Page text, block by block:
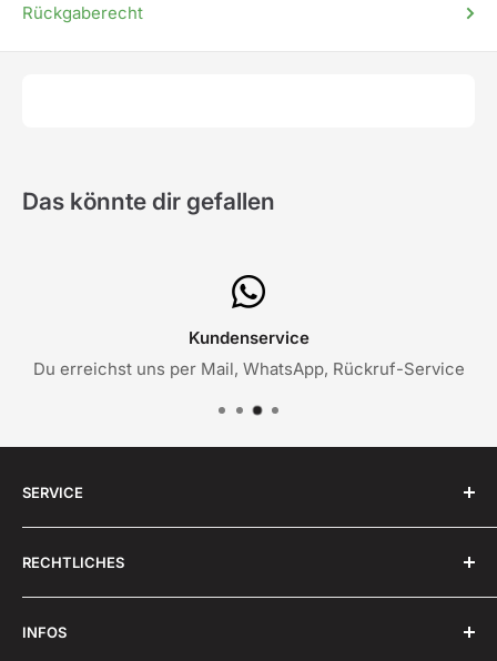
Rückgaberecht
Das könnte dir gefallen
Kundenservice
Du erreichst uns per Mail, WhatsApp, Rückruf-Service
SERVICE
✉️ Sende uns eineE-Mail
💬 Schreibe uns über
🔁 Rückruf-Service: +49 (0)2261-9939353
RECHTLICHES
AGB
Impressum
INFOS